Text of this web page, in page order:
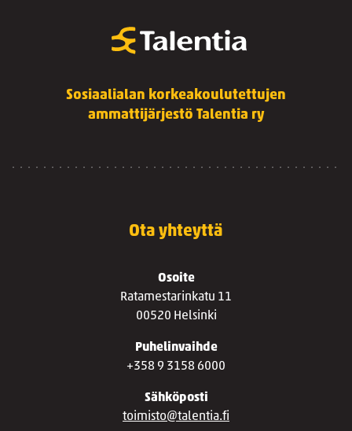
Sosiaalialan korkeakoulutettujen
ammattijärjestö Talentia ry
Ota yhteyttä
Osoite
Ratamestarinkatu 11
00520 Helsinki
Puhelinvaihde
+358 9 3158 6000
Sähköposti
toimisto@talentia.fi